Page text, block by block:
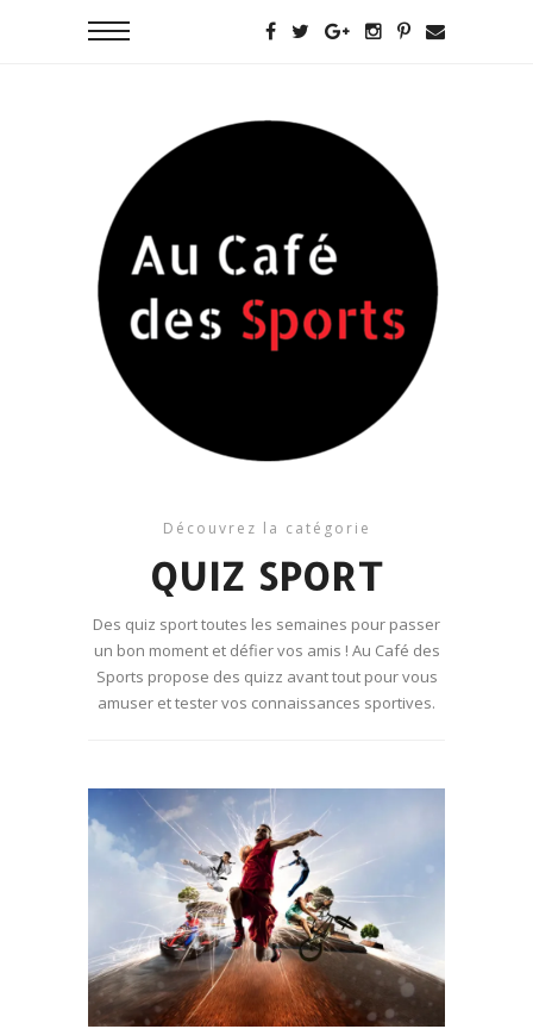
Découvrez la catégorie
QUIZ SPORT
Des quiz sport toutes les semaines pour passer
un bon moment et défier vos amis ! Au Café des
Sports propose des quizz avant tout pour vous
amuser et tester vos connaissances sportives.